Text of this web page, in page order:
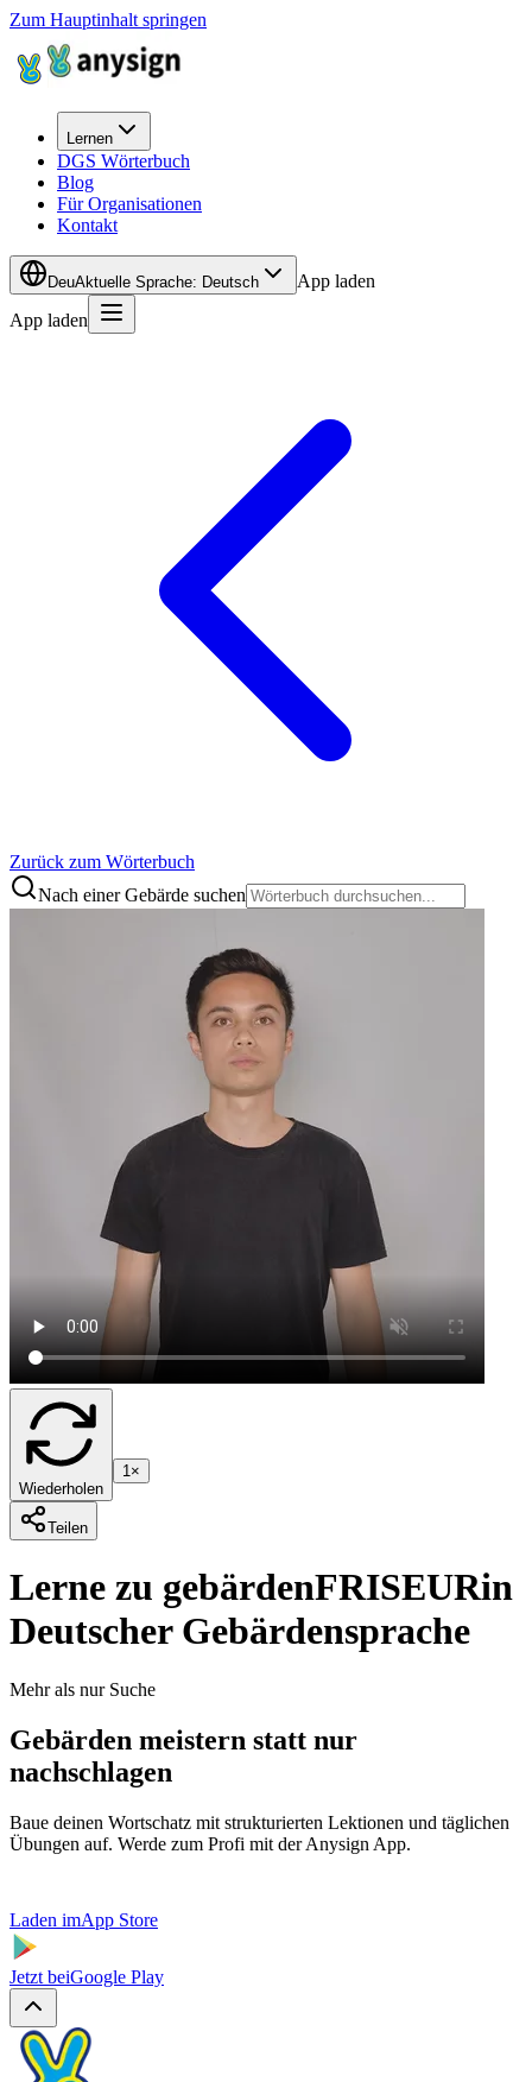
Zum Hauptinhalt springen
Lernen
DGS Wörterbuch
Blog
Für Organisationen
Kontakt
DeuAktuelle Sprache: Deutsch
App laden
App laden
Zurück zum Wörterbuch
Nach einer Gebärde suchen
Wiederholen
1×
Teilen
Lerne zu gebärdenFRISEURin
Deutscher Gebärdensprache
Mehr als nur Suche
Gebärden meistern statt nur
nachschlagen
Baue deinen Wortschatz mit strukturierten Lektionen und täglichen
Übungen auf. Werde zum Profi mit der Anysign App.
Laden imApp Store
Jetzt beiGoogle Play